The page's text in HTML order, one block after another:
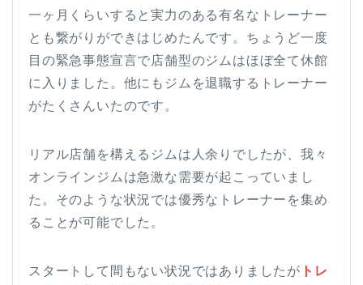
一ヶ月くらいすると実力のある有名なトレーナー
とも繋がりができはじめたんです。ちょうど一度
目の緊急事態宣言で店舗型のジムはほぼ全て休館
に入りました。他にもジムを退職するトレーナー
がたくさんいたのです。
リアル店舗を構えるジムは人余りでしたが、我々
オンラインジムは急激な需要が起こっていまし
た。そのような状況では優秀なトレーナーを集め
ることが可能でした。
スタートして間もない状況ではありましたが トレ